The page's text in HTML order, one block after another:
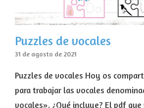
Puzzles de vocales
31 de agosto de 2021
Puzzles de vocales Hoy os
para trabajar las vocales
vocales». ¿Qué incluye? El pdf que